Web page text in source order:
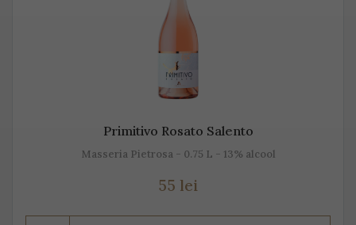
Primitivo Rosato Salento
Masseria Pietrosa - 0.75 L - 13% alcool
55 lei